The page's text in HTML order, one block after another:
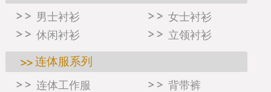
男士衬衫
女士衬衫
休闲衬衫
立领衬衫
连体服系列
连体工作服
背带裤